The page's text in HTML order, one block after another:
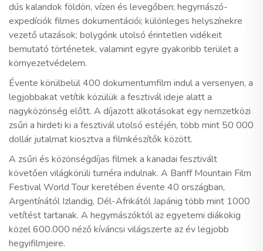
dús kalandok földön, vízen és levegőben; hegymászó-
expedíciók filmes dokumentációi; különleges helyszínekre
vezető utazások; bolygónk utolsó érintetlen vidékeit
bemutató történetek, valamint egyre gyakoribb terület a
környezetvédelem.
Évente körülbelül 400 dokumentumfilm indul a versenyen, a
legjobbakat vetítik közülük a fesztivál ideje alatt a
nagyközönség előtt. A díjazott alkotásokat egy nemzetközi
zsűri a hirdeti ki a fesztivál utolsó estéjén, több mint 50 000
dollár jutalmat kiosztva a filmkészítők között.
A zsűri és közönségdíjas filmek a kanadai fesztivált
követően világkörüli turnéra indulnak. A Banff Mountain Film
Festival World Tour keretében évente 40 országban,
Argentínától Izlandig, Dél-Afrikától Japánig több mint 1000
vetítést tartanak. A hegymászóktól az egyetemi diákokig
közel 600.000 néző kíváncsi világszerte az év legjobb
hegyifilmjeire.